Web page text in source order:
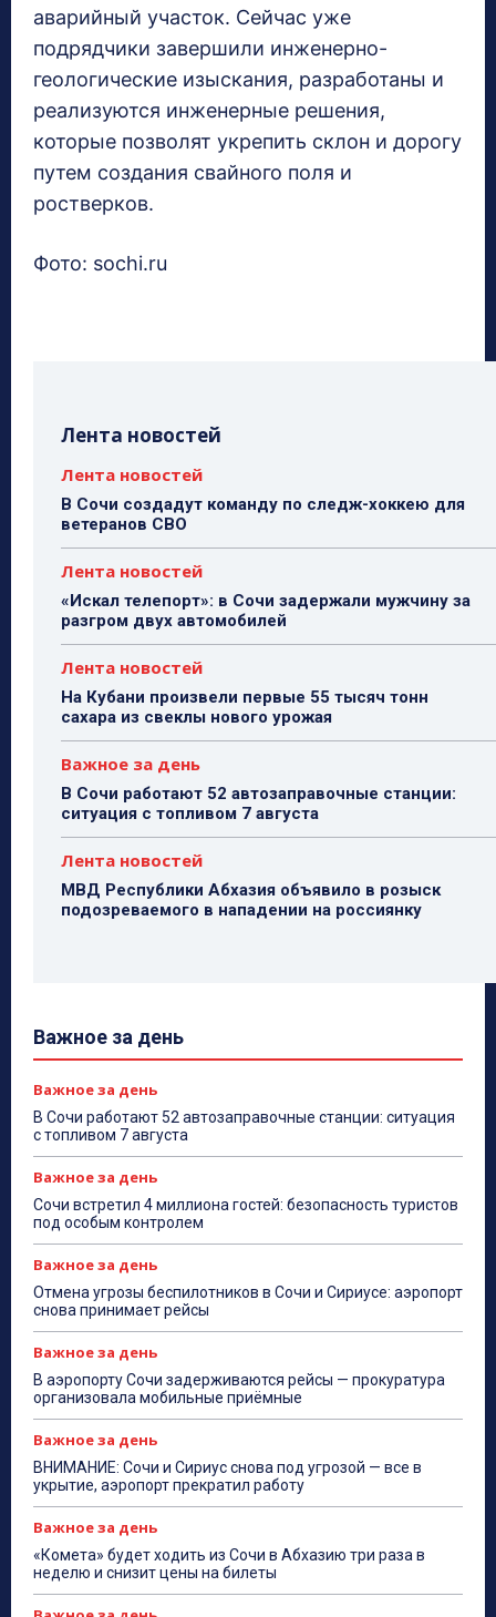
аварийный участок. Сейчас уже
подрядчики завершили инженерно-
геологические изыскания, разработаны и
реализуются инженерные решения,
которые позволят укрепить склон и дорогу
путем создания свайного поля и
ростверков.
Фото: sochi.ru
Лента новостей
Лента новостей
В Сочи создадут команду по следж-хоккею для
ветеранов СВО
Лента новостей
«Искал телепорт»: в Сочи задержали мужчину за
разгром двух автомобилей
Лента новостей
На Кубани произвели первые 55 тысяч тонн
сахара из свеклы нового урожая
Важное за день
В Сочи работают 52 автозаправочные станции:
ситуация с топливом 7 августа
Лента новостей
МВД Республики Абхазия объявило в розыск
подозреваемого в нападении на россиянку
Важное за день
Важное за день
В Сочи работают 52 автозаправочные станции: ситуация
с топливом 7 августа
Важное за день
Сочи встретил 4 миллиона гостей: безопасность туристов
под особым контролем
Важное за день
Отмена угрозы беспилотников в Сочи и Сириусе: аэропорт
снова принимает рейсы
Важное за день
В аэропорту Сочи задерживаются рейсы — прокуратура
организовала мобильные приёмные
Важное за день
ВНИМАНИЕ: Сочи и Сириус снова под угрозой — все в
укрытие, аэропорт прекратил работу
Важное за день
«Комета» будет ходить из Сочи в Абхазию три раза в
неделю и снизит цены на билеты